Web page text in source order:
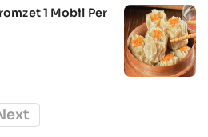
1 Mobil Per